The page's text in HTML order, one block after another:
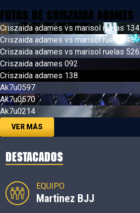
Fotos de Criszaida Adames
Criszaida adames vs marisol ruelas 134
Criszaida adames vs marisol ruelas 487
Criszaida adames vs marisol ruelas 526
Criszaida adames 092
Criszaida adames 138
Ak7u0597
Ak7u0570
Ak7u0214
VER MÁS
DESTACADOS
EQUIPO
Martinez BJJ